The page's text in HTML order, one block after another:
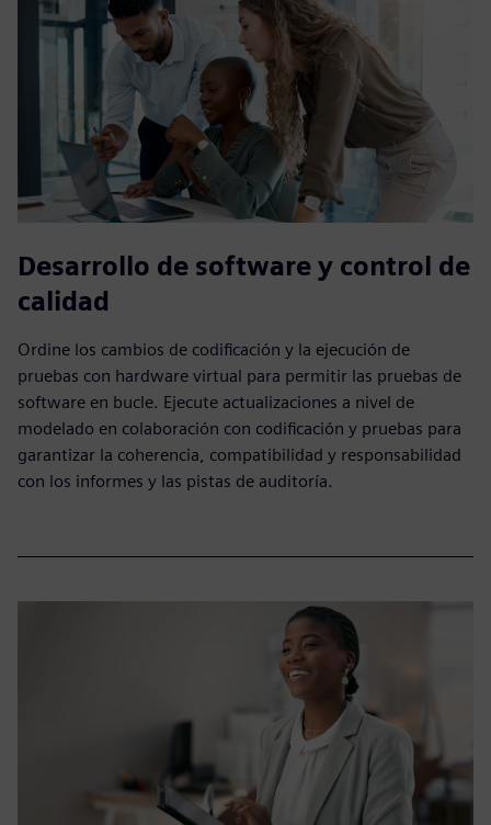
Desarrollo de software y control de
calidad
Ordine los cambios de codificación y la ejecución de
pruebas con hardware virtual para permitir las pruebas de
software en bucle. Ejecute actualizaciones a nivel de
modelado en colaboración con codificación y pruebas para
garantizar la coherencia, compatibilidad y responsabilidad
con los informes y las pistas de auditoría.